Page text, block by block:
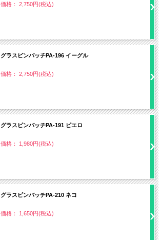
価格： 2,750円(税込)
グラスピンバッチPA‐196 イーグル
価格： 2,750円(税込)
グラスピンバッチPA‐191 ピエロ
価格： 1,980円(税込)
グラスピンバッチPA‐210 ネコ
価格： 1,650円(税込)